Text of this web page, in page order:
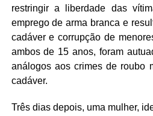
restringir a liberdade das
emprego de arma branca e
cadáver e corrupção de
ambos de 15 anos, foram
análogos aos crimes de roubo
cadáver.
Três dias depois, uma mulher,